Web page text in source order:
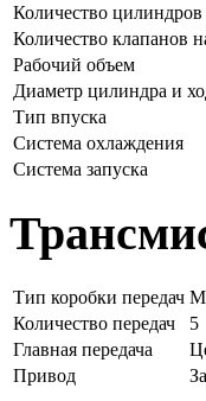
Количество цилиндров
Количество клапанов
Рабочий объем
Диаметр цилиндра и
Тип впуска
Система охлаждения
Система запуска
Тип коробки передач
Количество передач
5
Главная передача
Привод